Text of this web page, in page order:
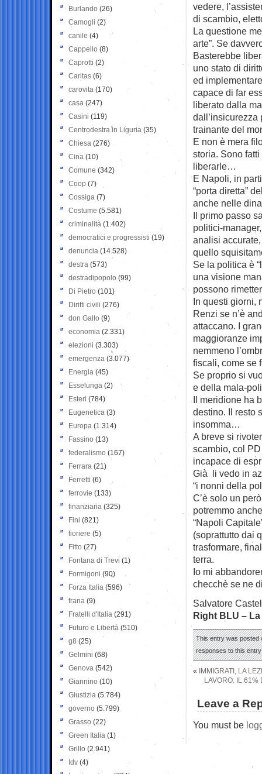
vedere,
di scambio,
La questione
arte”. Se
Basterebbe
uno stato di
ed
capace di far
liberato dalla
dall’insicurezza
trainante del
E non è mera
storia. Sono
liberarle…
E Napoli, in
“porta diretta”
anche nelle
Il primo passo
politici-
analisi
quello
Se la politica è
una visione
possono
In questi giorni,
Renzi se n’è
attaccano. I
maggioranze
nemmeno
fiscali, come se
Se proprio si
e della mala-
Il meridione ha
destino. Il resto
insomma…
A breve si
scambio, col
incapace di
Già li vedo in
“i nonni della
C’è solo un
potremmo
“Napoli
(soprattutto dai
trasformare,
terra.
Io mi
checchè se ne
Salvatore
Right BLU –
This entry was posted
responses to this
«
IMMIGRATI, LA
LAVORO: IL 61%
Leave a
You must be
Burlando (26)
Camogli (2)
canile (4)
Cappello (8)
Caprotti (2)
Caritas (6)
carovita (170)
casa (247)
Casini (119)
Centrodestra in Liguria (35)
Chiesa (276)
Cina (10)
Comune (342)
Coop (7)
Cossiga (7)
Costume (5.581)
criminalità (1.402)
democratici e progressisti (19)
denuncia (14.528)
destra (573)
destradipopolo (99)
Di Pietro (101)
Diritti civili (276)
don Gallo (9)
economia (2.331)
elezioni (3.303)
emergenza (3.077)
Energia (45)
Esselunga (2)
Esteri (784)
Eugenetica (3)
Europa (1.314)
Fassino (13)
federalismo (167)
Ferrara (21)
Ferretti (6)
ferrovie (133)
finanziaria (325)
Fini (821)
fioriere (5)
Fitto (27)
Fontana di Trevi (1)
Formigoni (90)
Forza Italia (596)
frana (9)
Fratelli d'Italia (291)
Futuro e Libertà (510)
g8 (25)
Gelmini (68)
Genova (542)
Giannino (10)
Giustizia (5.784)
governo (5.799)
Grasso (22)
Green Italia (1)
Grillo (2.941)
Idv (4)